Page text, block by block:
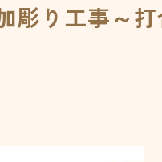
彫り工事～打